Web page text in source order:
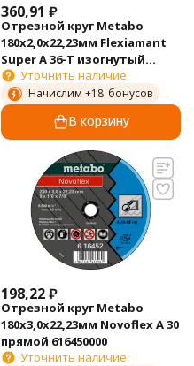
360,91 ₽
Отрезной круг Metabo
180х2,0х22,23мм Flexiamant
Super А 36-Т изогнутый
616102000
Уточнить наличие
Начислим +18 бонусов
В корзину
198,22₽
Отрезной круг Metabo
180х3,0х22,23мм Novoflex A 30
прямой 616450000
Уточнить наличие